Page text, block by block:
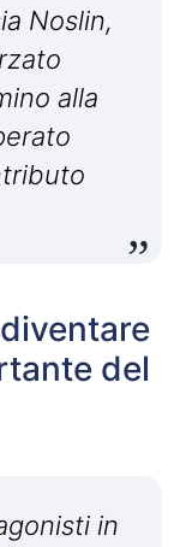
Noslin,
alla
del
in